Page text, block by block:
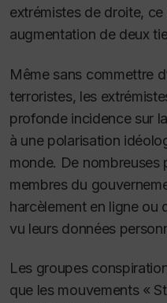
extrémistes de droite,
augmentation de deux
Même sans commettre
terroristes, les
profonde incidence sur
à une polarisation
monde. De nombreuses
membres du
harcèlement en ligne ou
vu leurs données
Les groupes
que les mouvements «